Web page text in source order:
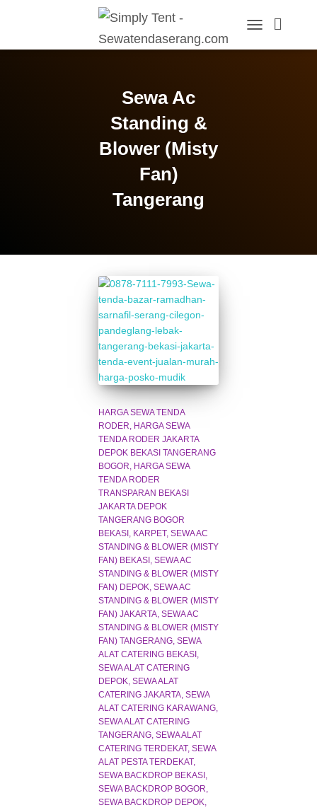
NAVIGATION
Sewa Ac
Standing &
Blower (Misty
Fan)
Tangerang
HARGA SEWA TENDA
RODER
HARGA SEWA
TENDA RODER JAKARTA
DEPOK BEKASI TANGERANG
BOGOR
HARGA SEWA
TENDA RODER
TRANSPARAN BEKASI
JAKARTA DEPOK
TANGERANG BOGOR
BEKASI
KARPET SEWA AC
STANDING & BLOWER (MISTY
FAN) BEKASI
SEWA AC
STANDING & BLOWER (MISTY
FAN) DEPOK SEWA AC
STANDING & BLOWER (MISTY
FAN) JAKARTA SEWA AC
STANDING & BLOWER (MISTY
FAN) TANGERANG SEWA
ALAT CATERING BEKASI
SEWA ALAT CATERING
DEPOK SEWA ALAT
CATERING JAKARTA SEWA
ALAT CATERING KARAWANG
SEWA ALAT CATERING
TANGERANG SEWA ALAT
CATERING TERDEKAT SEWA
ALAT PESTA TERDEKAT
SEWA BACKDROP BEKASI
SEWA BACKDROP BOGOR
SEWA BACKDROP DEPOK